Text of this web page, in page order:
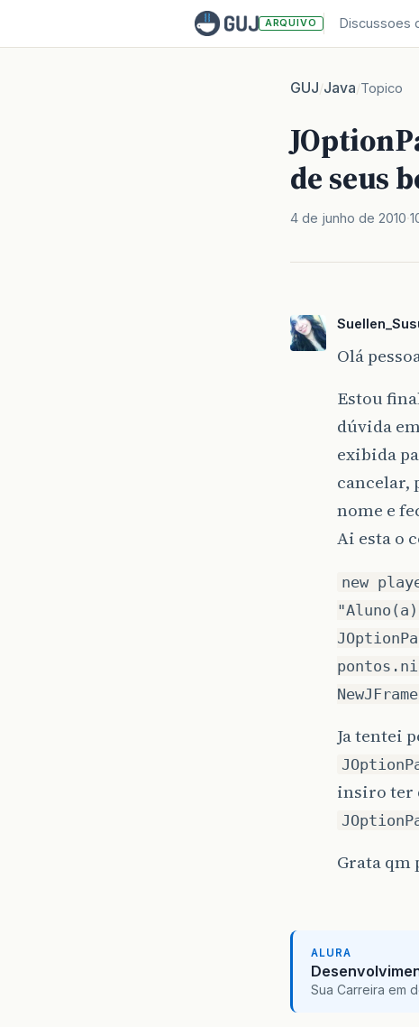
ARQUIVO Discussoes
GUJ/Java/Topico
de seus
4 de junho de 2010
Olá
Estou
dúvida
exibida
cancelar,
nome e
Ai esta o
new
Ja tentei
insiro ter
Grata qm
ALURA
Sua Carreira em